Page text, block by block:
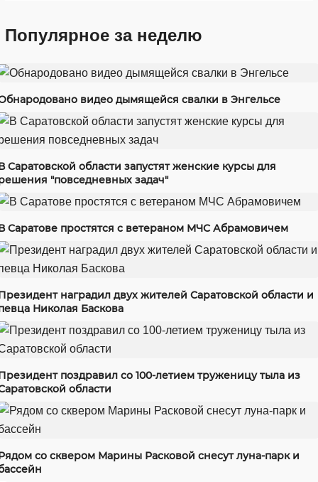
Популярное за неделю
видео дымящейся свалки в Энгельсе
Саратовской области запустят женские курсы для
"повседневных задач"
Саратове простятся с ветераном МЧС Абрамовичем
наградил двух жителей Саратовской области и
Николая Баскова
поздравил со 100-летием труженицу тыла из
области
со сквером Марины Расковой снесут луна-парк и